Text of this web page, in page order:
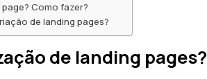
Como fazer?
de landing pages?
de landing pages?